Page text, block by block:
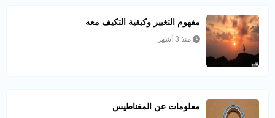
مفهوم التغيير وكيفية التكيف معه
منذ 3 أشهر
معلومات عن المغناطيس